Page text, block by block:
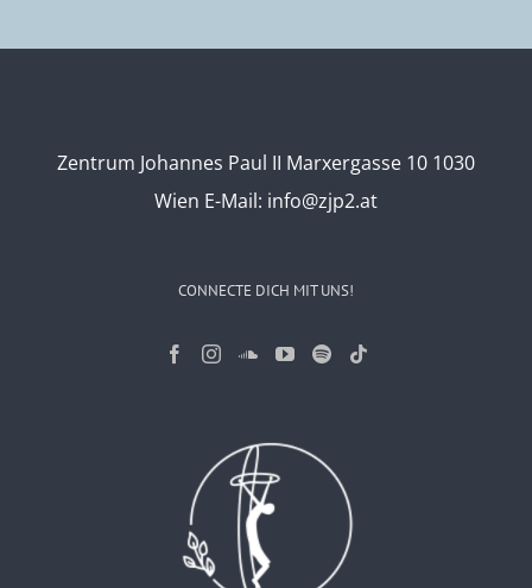
Zentrum Johannes Paul II Marxergasse 10 1030
Wien E-Mail: info@zjp2.at
CONNECTE DICH MIT UNS!